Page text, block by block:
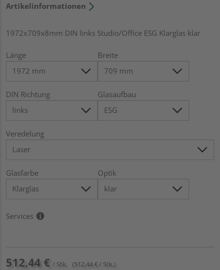
Artikelinformationen
1972x709x8mm DIN links Studio/Office ESG Klarglas klar
Länge Breite
DIN Richtung Glasaufbau
Veredelung
Glasfarbe Optik
Services
512,44 € / Stk. (512,44 € / Stk.)